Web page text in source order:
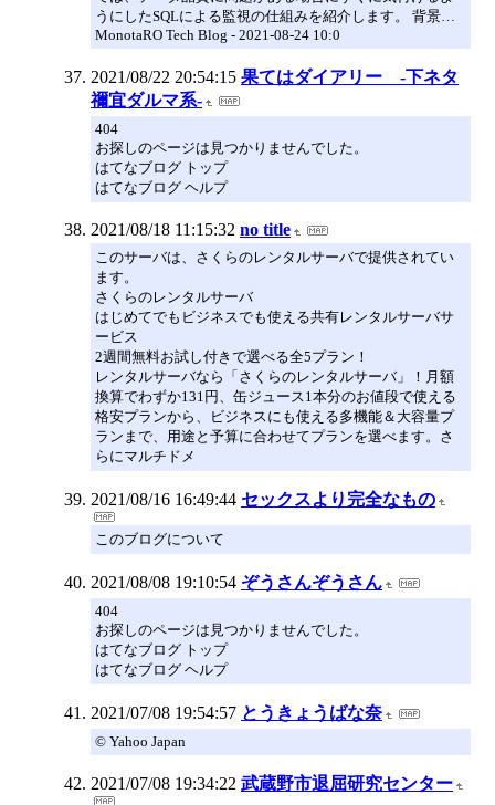
うにしたSQLによる監視の仕組みを紹介します。 背景…
MonotaRO Tech Blog - 2021-08-24 10:0
2021/08/22 20:54:15 果てはダイアリー -下ネタ
禰宜ダルマ系-
404
お探しのページは見つかりませんでした。
はてなブログ トップ
はてなブログ ヘルプ
2021/08/18 11:15:32 no title
このサーバは、さくらのレンタルサーバで提供されてい
ます。
さくらのレンタルサーバ
はじめてでもビジネスでも使える共有レンタルサーバサ
ービス
2週間無料お試し付きで選べる全5プラン！
レンタルサーバなら「さくらのレンタルサーバ」！月額
換算でわずか131円、缶ジュース1本分のお値段で使える
格安プランから、ビジネスにも使える多機能＆大容量プ
ランまで、用途と予算に合わせてプランを選べます。さ
らにマルチドメ
2021/08/16 16:49:44 セックスより完全なもの
このブログについて
2021/08/08 19:10:54 ぞうさんぞうさん
404
お探しのページは見つかりませんでした。
はてなブログ トップ
はてなブログ ヘルプ
2021/07/08 19:54:57 とうきょうばな奈
© Yahoo Japan
2021/07/08 19:34:22 武蔵野市退屈研究センター